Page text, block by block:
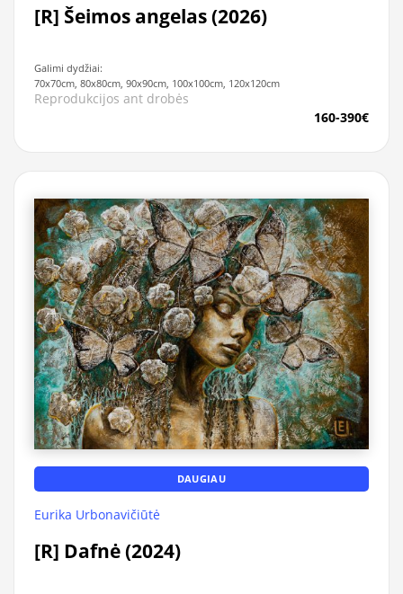
[R] Šeimos angelas (2026)
Galimi dydžiai:
70x70cm, 80x80cm, 90x90cm, 100x100cm, 120x120cm
Reprodukcijos ant drobės
160-390€
DAUGIAU
Eurika Urbonavičiūtė
[R] Dafnė (2024)